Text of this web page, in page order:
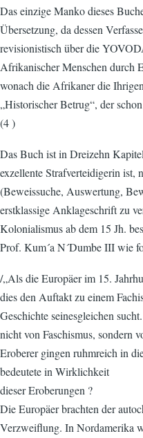
Das einzige Manko dieses
Übersetzung, da dessen
revisionistisch über die
Afrikanischer Menschen durch
wonach die Afrikaner die
„Historischer Betrug“, der
(4 )
Das Buch ist in Dreizehn
exzellente Strafverteidigerin ist,
(Beweissuche, Auswertung,
erstklassige Anklageschrift zu
Kolonialismus ab dem 15 Jh.
Prof. Kum´a N´Dumbe III wie
/„Als die Europäer im 15.
dies den Auftakt zu einem
Geschichte seinesgleichen
nicht von Faschismus, sondern
Eroberer gingen ruhmreich in
bedeutete in Wirklichkeit
dieser Eroberungen ?
Die Europäer brachten der
Verzweiflung. In Nordamerika